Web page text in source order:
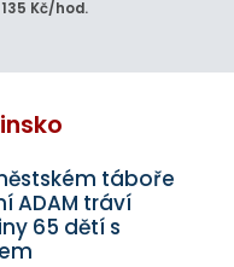
Kč/hod.
táboře
ADAM tráví
65 dětí s